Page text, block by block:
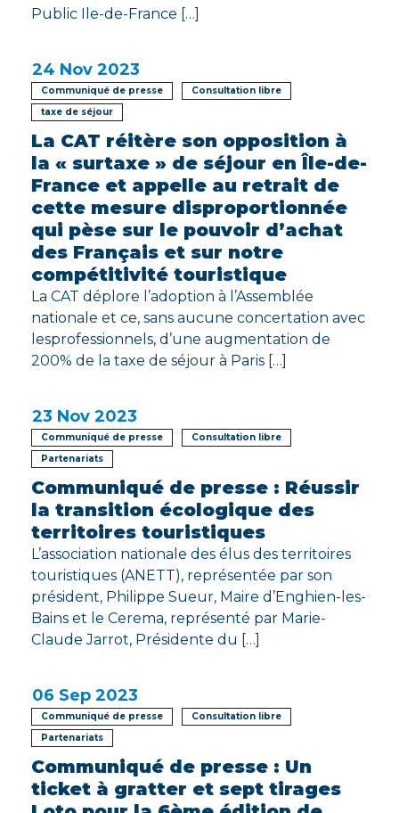
Public Ile-de-France […]
24 Nov 2023
Communiqué de presse
Consultation libre
taxe de séjour
La CAT réitère son opposition à
la « surtaxe » de séjour en Île-de-
France et appelle au retrait de
cette mesure disproportionnée
qui pèse sur le pouvoir d’achat
des Français et sur notre
compétitivité touristique
La CAT déplore l’adoption à l’Assemblée
nationale et ce, sans aucune concertation avec
lesprofessionnels, d’une augmentation de
200% de la taxe de séjour à Paris […]
23 Nov 2023
Communiqué de presse
Consultation libre
Partenariats
Communiqué de presse : Réussir
la transition écologique des
territoires touristiques
L’association nationale des élus des territoires
touristiques (ANETT), représentée par son
président, Philippe Sueur, Maire d’Enghien-les-
Bains et le Cerema, représenté par Marie-
Claude Jarrot, Présidente du […]
06 Sep 2023
Communiqué de presse
Consultation libre
Partenariats
Communiqué de presse : Un
ticket à gratter et sept tirages